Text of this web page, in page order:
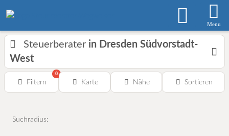
Menu
Steuerberater in Dresden Südvorstadt-
West
Filtern
0
Karte Nähe Sortieren
Suchradius: